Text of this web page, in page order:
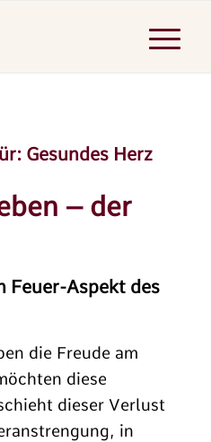
Gesundes Herz
– der
Feuer-Aspekt des
die Freude am
diese
dieser Verlust
in